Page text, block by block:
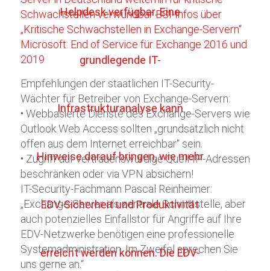
Empfehlungen der staatlichen IT-Security-
Wächter für Betreiber von Exchange-Servern:
• Webbasierte Dienste des Exchange-Servers wie
Outlook Web Access sollten „grundsätzlich nicht
offen aus dem Internet erreichbar“ sein.
• Zugriff auf vertrauenswürdige Quell-IP-Adressen
beschränken oder via VPN absichern!
IT-Security-Fachmann Pascal Reinheimer:
„Exchange-Server als zentrale Schnittstelle, aber
auch potenzielles Einfallstor für Angriffe auf Ihre
EDV-Netzwerke benötigen eine professionelle
Systemadministration. Im Zweifel sprechen Sie
uns gerne an.“